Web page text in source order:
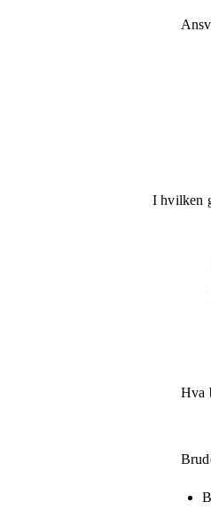
I hvilken
Hva